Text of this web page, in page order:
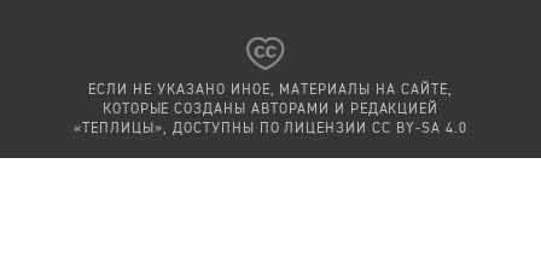
ЕСЛИ НЕ УКАЗАНО ИНОЕ, МАТЕРИАЛЫ НА САЙТЕ,
КОТОРЫЕ СОЗДАНЫ АВТОРАМИ И РЕДАКЦИЕЙ
«ТЕПЛИЦЫ», ДОСТУПНЫ ПО ЛИЦЕНЗИИCC BY-SA 4.0